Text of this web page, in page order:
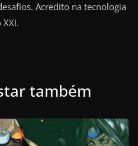
Acredito na tecnologia
também